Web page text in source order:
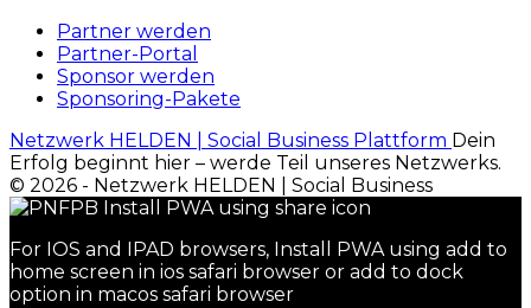
Partner werden
Partner-Portal
Sponsor werden
Sponsoring-Pakete
Netzwerk HELDEN | Social Business Plattform Dein
Erfolg beginnt hier – werde Teil unseres Netzwerks.
© 2026 - Netzwerk HELDEN | Social Business
For IOS and IPAD browsers, Install PWA using add to
home screen in ios safari browser or add to dock
option in macos safari browser